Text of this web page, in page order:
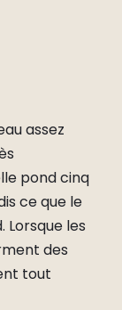
assez
pond cinq
ce que le
Lorsque les
des
tout